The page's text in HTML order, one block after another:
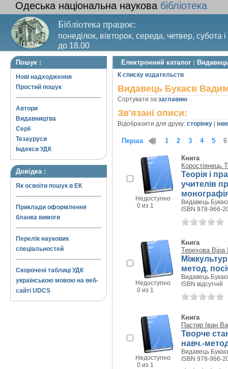
Одеська національна наукова бібліотека
Бібліотека працює:
понеділок, вівторок, середа, четвер, субота
до 18.00
Вихідний день – п’ятниця. Останній четвер
Пошук :
Нові надходження
Простий пошук
Автори
Видавництва
Серії
Тезауруси
Індекси УДК
Довідка :
Як освоїти пошук в ЕК
Приклади оформлення
бланка вимоги
Перелік наукових
спеціальностей
Скорочені таблиці УДК
українською мовою на веб-
сайті UDCS
Електронний каталог :
К списку издательств
Видавець Букаєв
Сортувати за:заглавию
Зв'язані описи:
Відобразити для друку: сторінку
Перша 1 2 3 4 5 6
Недоступно
0 из 1
Книга
Коростіянець
Теорія і
учителів
Видавець
ISBN 978-966-
Недоступно
0 из 1
Книга
Терехова Віра
метод.
Видавець
ISBN відсутній
Недоступно
0 из 1
Книга
Пастир Іван
Творче
навч.-
Видавець
ISBN 978-966-